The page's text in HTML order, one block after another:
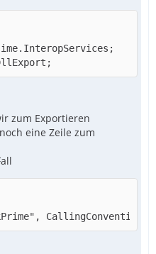
zum Exportieren
eine Zeile zum
CallingConvention